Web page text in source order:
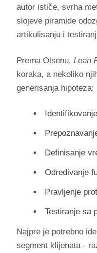
autor ističe, svrha
slojeve piramide
artikulisanju i
Prema Olsenu, Lean
koraka, a nekoliko
generisanja hipoteza:
Definisanje
Određivanje
Pravljenje
Testiranje sa
Najpre je potrebno
segment klijenata -